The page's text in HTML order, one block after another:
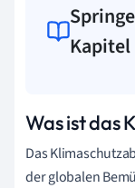
Kapitel
Was ist das
Das
der globalen